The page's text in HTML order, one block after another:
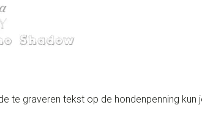
te graveren tekst op de hondenpenning kun